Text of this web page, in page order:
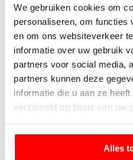
We gebruiken cookies om
personaliseren, om functies
en om ons websiteverkeer
informatie over uw gebruik
partners voor social media,
partners kunnen deze
informatie die u aan ze
verzameld op basis van uw
Alles